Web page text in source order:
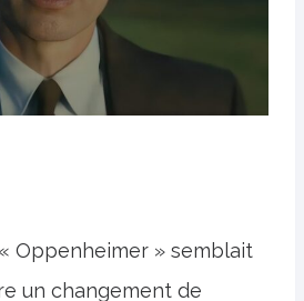
Oppenheimer » semblait
un changement de